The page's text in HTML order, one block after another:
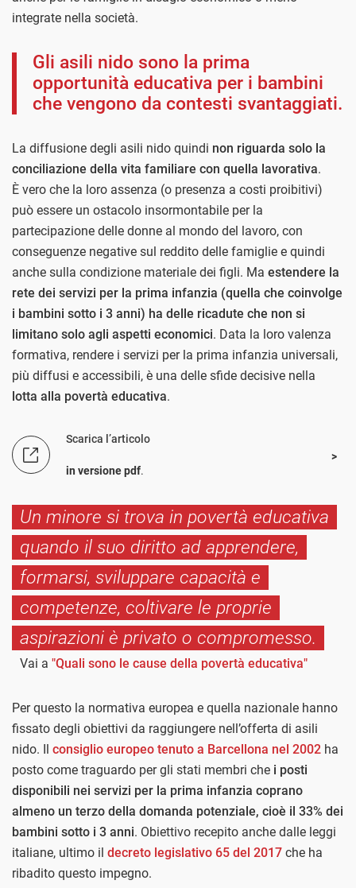
integrate nella società.
Gli asili nido sono la prima
opportunità educativa per i bambini
che vengono da contesti svantaggiati.
La diffusione degli asili nido quindi non riguarda solo la
conciliazione della vita familiare con quella lavorativa.
È vero che la loro assenza (o presenza a costi proibitivi)
può essere un ostacolo insormontabile per la
partecipazione delle donne al mondo del lavoro, con
conseguenze negative sul reddito delle famiglie e quindi
anche sulla condizione materiale dei figli. Ma estendere la
rete dei servizi per la prima infanzia (quella che coinvolge
i bambini sotto i 3 anni) ha delle ricadute che non si
limitano solo agli aspetti economici. Data la loro valenza
formativa, rendere i servizi per la prima infanzia universali,
più diffusi e accessibili, è una delle sfide decisive nella
lotta alla povertà educativa.
Scarica l’articolo
in versione pdf.
Un minore si trova in povertà educativa
quando il suo diritto ad apprendere,
formarsi, sviluppare capacità e
competenze, coltivare le proprie
aspirazioni è privato o compromesso.
Vai a "Quali sono le cause della povertà educativa"
Per questo la normativa europea e quella nazionale hanno
fissato degli obiettivi da raggiungere nell’offerta di asili
nido. Il consiglio europeo tenuto a Barcellona nel 2002 ha
posto come traguardo per gli stati membri che i posti
disponibili nei servizi per la prima infanzia coprano
almeno un terzo della domanda potenziale, cioè il 33% dei
bambini sotto i 3 anni. Obiettivo recepito anche dalle leggi
italiane, ultimo il decreto legislativo 65 del 2017 che ha
ribadito questo impegno.